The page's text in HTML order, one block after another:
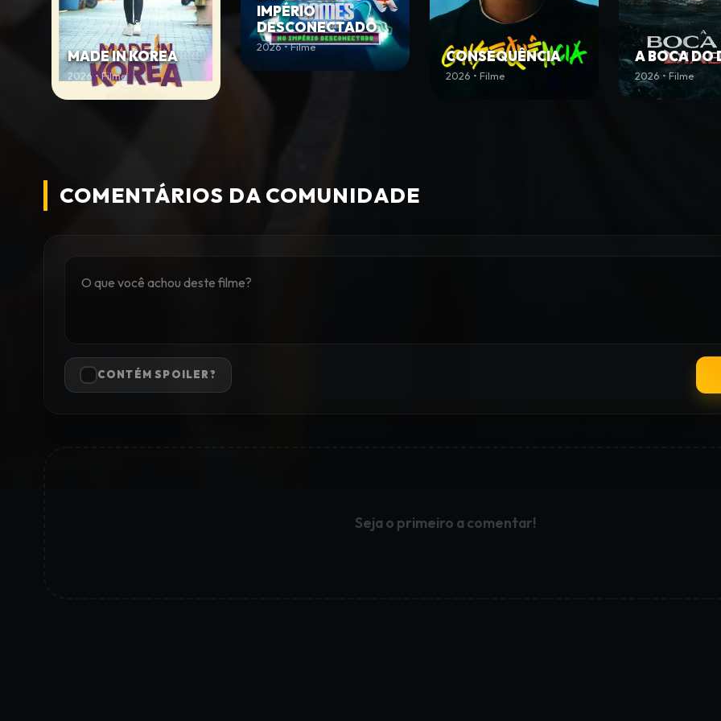
MADE IN KOREA
2026 • Filme
IMPÉRIO
DESCONECTADO
2026 • Filme
CONSEQUÊNCIA
2026 • Filme
A BOCA DO
2026 • Filme
COMENTÁRIOS DA COMUNIDADE
CONTÉM SPOILER?
Seja o primeiro a comentar!